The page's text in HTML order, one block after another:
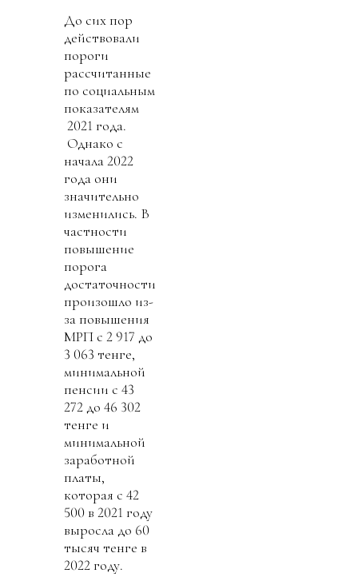
До сих пор
действовали
пороги
рассчитанные
по социальным
показателям
2021 года.
Однако с
начала 2022
года они
значительно
изменились. В
частности
повышение
порога
достаточности
произошло из-
за повышения
МРП с 2 917 до
3 063 тенге,
минимальной
пенсии с 43
272 до 46 302
тенге и
минимальной
заработной
платы,
которая с 42
500 в 2021 году
выросла до 60
тысяч тенге в
2022 году.